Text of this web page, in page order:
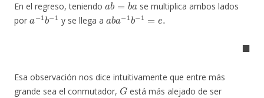
En el regreso, teniendo
se multiplica ambos lados
por
a−1b−1
y se llega a
ab −1b− 1=e.
◼
Esa observación nos dice intuitivamente que entre más
grande sea el conmutador,
G
está más alejado de ser